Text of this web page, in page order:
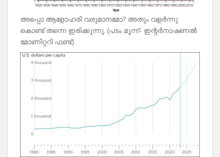
അപ്പൊ ആളോഹരി വരുമാനമോ? അതും വളർന്നു
കൊണ്ട് തന്നെ ഇരിക്കുന്നു. (പടം മൂന്ന്- ഇന്റർനാഷണൽ
മോണിറ്ററി ഫണ്ട്)